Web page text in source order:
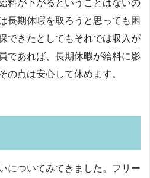
料が下がるということはないの
長期休暇を取ろうと思っても困
できたとしてもそれでは収入が
であれば、長期休暇が給料に影
の点は安心して休めます。
についてみてきました。フリー